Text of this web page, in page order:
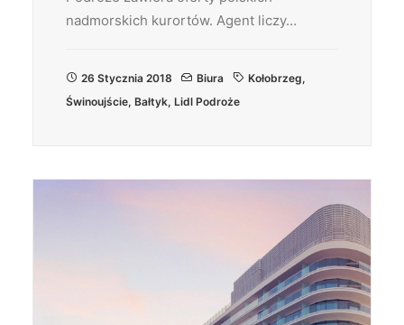
nadmorskich kurortów. Agent liczy…
26 Stycznia 2018 Biura Kołobrzeg,
Świnoujście, Bałtyk, Lidl Podroże